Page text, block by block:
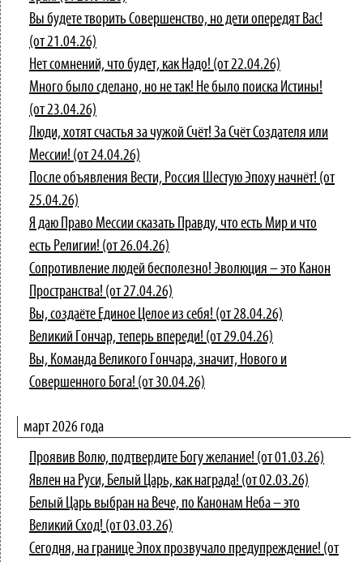
Вы будете творить Совершенство, но дети опередят Вас!
(от 21.04.26)
Нет сомнений, что будет, как Надо! (от 22.04.26)
Много было сделано, но не так! Не было поиска Истины!
(от 23.04.26)
Люди, хотят счастья за чужой Счёт! За Счёт Создателя или
Мессии! (от 24.04.26)
После объявления Вести, Россия Шестую Эпоху начнёт! (от
25.04.26)
Я даю Право Мессии сказать Правду, что есть Мир и что
есть Религии! (от 26.04.26)
Сопротивление людей бесполезно! Эволюция – это Канон
Пространства! (от 27.04.26)
Вы, создаёте Единое Целое из себя! (от 28.04.26)
Великий Гончар, теперь впереди! (от 29.04.26)
Вы, Команда Великого Гончара, значит, Нового и
Совершенного Бога! (от 30.04.26)
март 2026 года
Проявив Волю, подтвердите Богу желание! (от 01.03.26)
Явлен на Руси, Белый Царь, как награда! (от 02.03.26)
Белый Царь выбран на Вече, по Канонам Неба – это
Великий Сход! (от 03.03.26)
Сегодня, на границе Эпох прозвучало предупреждение! (от